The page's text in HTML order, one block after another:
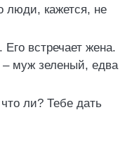
люди, кажется, не
встречает жена.
– муж зеленый, едва
ли? Тебе дать